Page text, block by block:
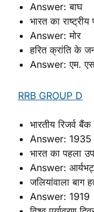
Answer: बाघ
भारत का राष्ट्रीय
Answer: मोर
हरित क्रांति के
Answer: एम.
RRB GROUP D
भारतीय रिजर्व
Answer: 1935
भारत का पहला
Answer:
जलियांवाला बाग
Answer: 1919